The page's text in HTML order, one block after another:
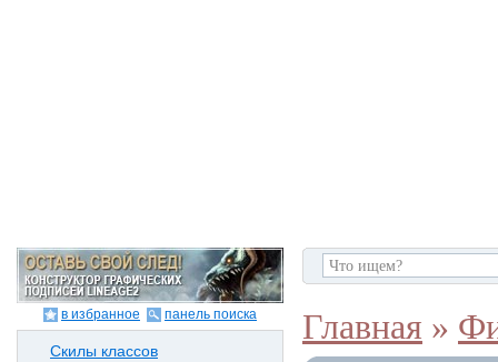
в избранное панель поиска
Скилы классов
Главная »